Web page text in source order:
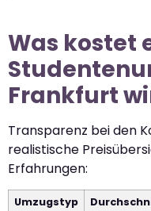
Was kostet
Frankfurt
Transparenz bei den
realistische
Erfahrungen:
Umzugstyp